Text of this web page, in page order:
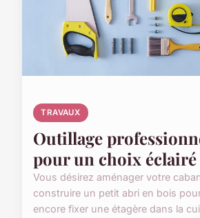
TRAVAUX
Outillage
pour un choix éclairé
Vous désirez aménager votre
construire un petit abri en bois
encore fixer une étagère dans la